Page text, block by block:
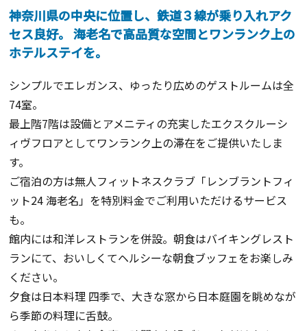
神奈川県の中央に位置し、鉄道３線が乗り入れアク
セス良好。 海老名で高品質な空間とワンランク上の
ホテルステイを。
シンプルでエレガンス、ゆったり広めのゲストルームは全
74室。
最上階7階は設備とアメニティの充実したエクスクルーシ
ィヴフロアとしてワンランク上の滞在をご提供いたしま
す。
ご宿泊の方は無人フィットネスクラブ「レンブラントフィ
ット24 海老名」を特別料金でご利用いただけるサービス
も。
館内には和洋レストランを併設。朝食はバイキングレスト
ランにて、おいしくてヘルシーな朝食ブッフェをお楽しみ
ください。
夕食は日本料理 四季で、大きな窓から日本庭園を眺めなが
ら季節の料理に舌鼓。